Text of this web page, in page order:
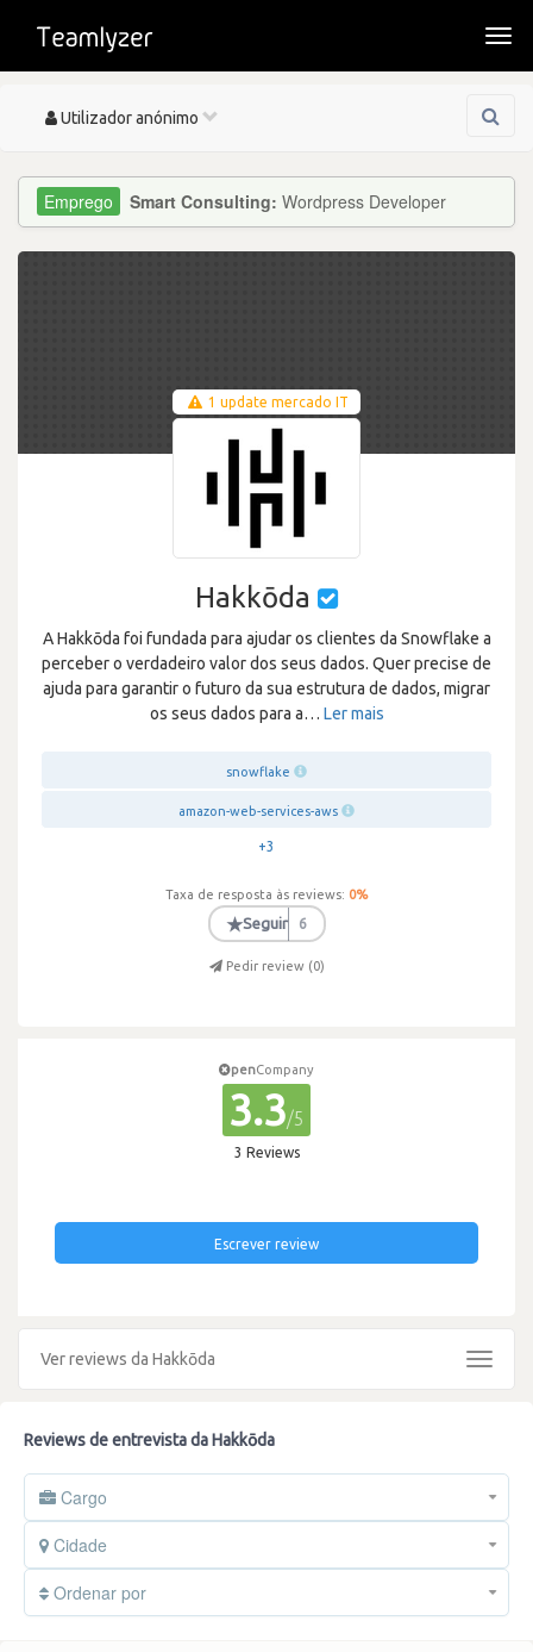
Toggle
Utilizador anónimo
Smart Consulting: Wordpress Developer
1 update mercado IT
Hakkōda
A Hakkōda foi fundada para ajudar os clientes da Snowflake a
perceber o verdadeiro valor dos seus dados. Quer precise de
ajuda para garantir o futuro da sua estrutura de dados, migrar
os seus dados para a… Ler mais
snowflake
amazon-web-services-aws
+3
Taxa de resposta às reviews: 0%
★Seguir 6
Pedir review (0)
penCompany
3.3/5
3 Reviews
Escrever review
Ver reviews da Hakkōda
Toggle
Reviews de entrevista da Hakkōda
Cargo
Cidade
Ordenar por